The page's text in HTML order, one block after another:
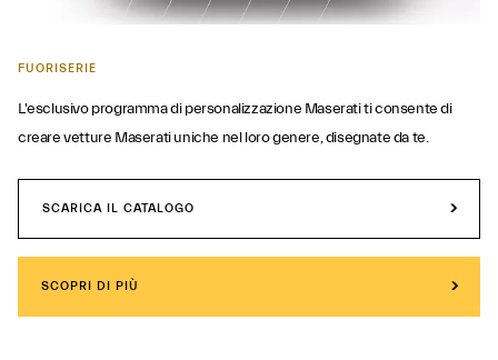
FUORISERIE
L'esclusivo programma di personalizzazione Maserati ti consente di
creare vetture Maserati uniche nel loro genere, disegnate da te.
SCARICA IL CATALOGO
SCOPRI DI PIÙ